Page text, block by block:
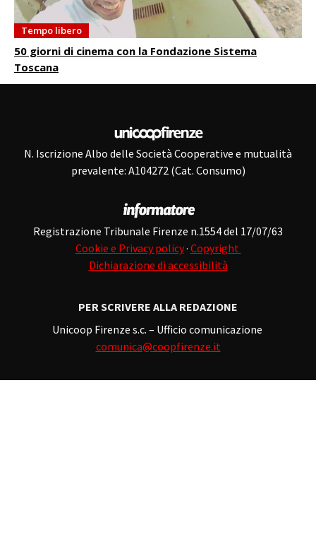
Tempo libero
50 giorni di cinema con la Fondazione Sistema
Toscana
N. Iscrizione Albo delle Società Cooperative e mutualità
prevalente: A104272 (Cat. Consumo)
Registrazione Tribunale Firenze n.1554 del 17/07/63
Cookie e Privacy policy· Copyright
Dichiarazione di accessibilità
PER SCRIVERE ALLA REDAZIONE
Unicoop Firenze s.c. – Ufficio comunicazione
comunica@coopfirenze.it